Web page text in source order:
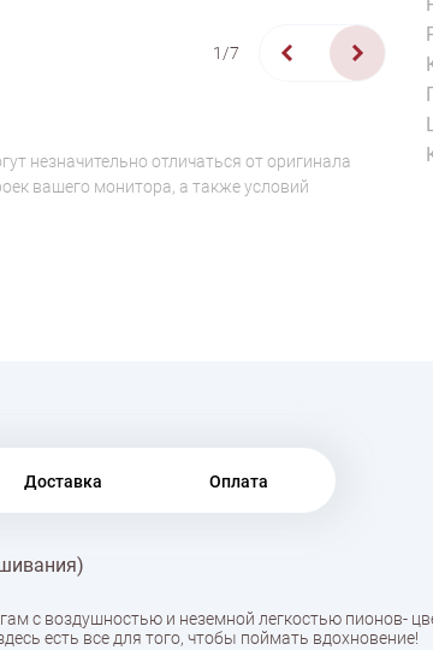
1/7
незначительно отличаться от оригинала
вашего монитора, а также условий
Доставка Оплата
с воздушностью и неземной легкостью пионов-
есть все для того, чтобы поймать вдохновение!